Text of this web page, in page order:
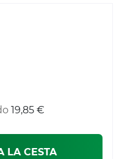
19,85 €
LA CESTA